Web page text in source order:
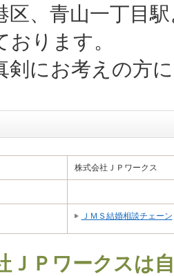
区、青山一丁目
おります。
剣にお考えの方
株式会社ＪＰワークス
ＪＭＳ結婚相談チェーン
ＪＰワークスは